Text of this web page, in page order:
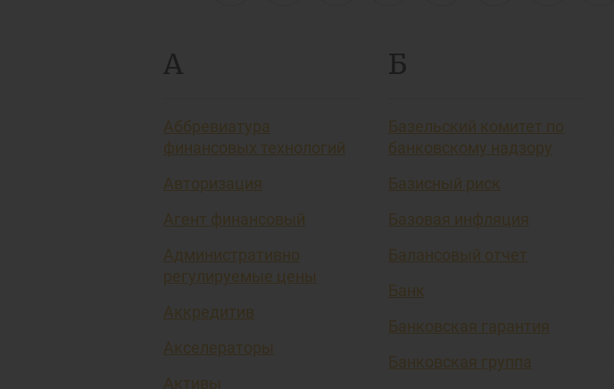
А
Аббревиатура
финансовых технологий
Авторизация
Агент финансовый
Административно
регулируемые цены
Аккредитив
Акселераторы
Активы
Б
Базельский комитет по
банковскому надзору
Базисный риск
Базовая инфляция
Балансовый отчет
Банк
Банковская гарантия
Банковская группа